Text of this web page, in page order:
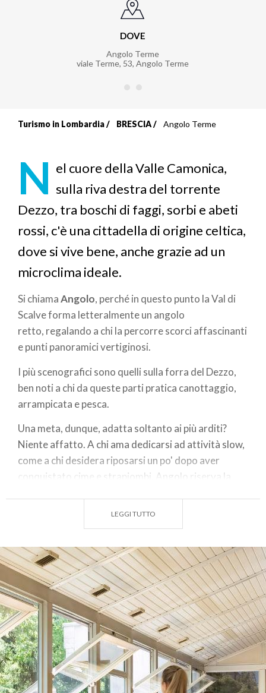
DOVE
Angolo Terme
viale Terme, 53, Angolo Terme
di
pane
Turismo in Lombardia BRESCIA Angolo Terme
N el cuore della Valle Camonica,
sulla riva destra del torrente
Dezzo, tra boschi di faggi, sorbi e abeti
rossi, c'è una cittadella di origine celtica,
dove si vive bene, anche grazie ad un
microclima ideale.
Si chiamaAngolo, perché in questo punto la Val di
Scalve forma letteralmente un angolo
retto, regalando a chi la percorre scorci affascinanti
e punti panoramici vertiginosi.
I più scenografici sono quelli sulla forra del Dezzo,
ben noti a chi da queste parti pratica canottaggio,
arrampicata e pesca.
Una meta, dunque, adatta soltanto ai più arditi?
Niente affatto. A chi ama dedicarsi ad attività slow,
come a chi desidera riposarsi un po' dopo aver
conquistato cime e strapiombi, Angolo riserva la
Qui, tra cure termali ed elioterapiche, fanghi, bagni,
massaggi e passeggiate disintossicanti, potrete
regalarvi non solo qualche ora di pausa, ma anche
qualche giorno di relax, visto che la struttura
dispone di un'ottantina di camere doppie.
L'ambiente tranquillo, il percorso vita che si snoda
nel parco e le piscine all'aperto
rendono le Terme di Angolo un luogo adatto a tutta
LEGGI TUTTO